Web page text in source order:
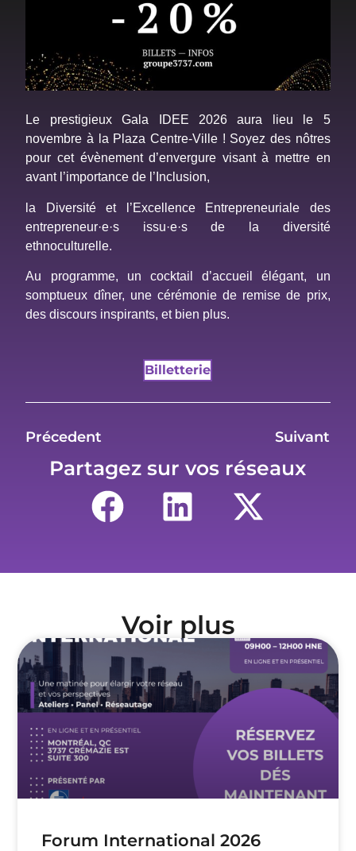
Le prestigieux Gala IDEE 2026 aura lieu le 5
novembre à la Plaza Centre-Ville ! Soyez des nôtres
pour cet évènement d’envergure visant à mettre en
avant l’importance de l’Inclusion,
la Diversité et l’Excellence Entrepreneuriale des
entrepreneur·e·s issu·e·s de la diversité
ethnoculturelle.
Au programme, un cocktail d’accueil élégant, un
somptueux dîner, une cérémonie de remise de prix,
des discours inspirants, et bien plus.
Billetterie
Précedent Suivant
Partagez sur vos réseaux
Voir plus
Forum International 2026